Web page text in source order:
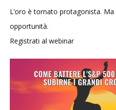
L’oro è tornato protagonista. Ma
opportunità.
Registrati al webinar